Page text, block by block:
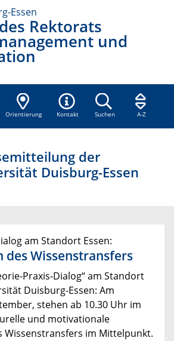
Essen
Rektorats
und
Orientierung Kontakt Suchen A-Z
der
Duisburg-Essen
am Standort Essen:
des Wissenstransfers
Praxis-Dialog“ am Standort
Duisburg-Essen: Am
stehen ab 10.30 Uhr im
und motivationale
Wissenstransfers im Mittelpunkt.